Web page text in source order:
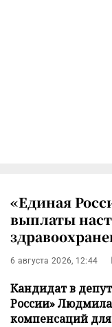
«Единая
выплаты
6 августа 2026, 12:44
Кандидат в
России»
компенсаций